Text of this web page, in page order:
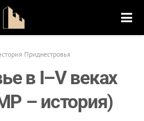
Приднестровья
в I–V веках
– история)